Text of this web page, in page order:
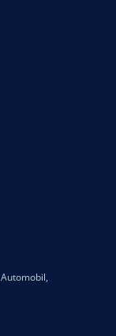
Automobil,